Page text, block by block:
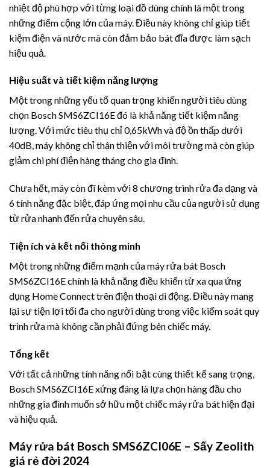
nhiệt độ phù hợp với từng loại đồ dùng chính là một trong
những điểm cộng lớn của máy. Điều này không chỉ giúp tiết
kiệm điện và nước mà còn đảm bảo bát đĩa được làm sạch
hiệu quả.
Hiệu suất và tiết kiệm năng lượng
Một trong những yếu tố quan trọng khiến người tiêu dùng
chọn Bosch SMS6ZCI16E đó là khả năng tiết kiệm năng
lượng. Với mức tiêu thụ chỉ 0,65kWh và độ ồn thấp dưới
40dB, máy không chỉ thân thiện với môi trường mà còn giúp
giảm chi phí điện hàng tháng cho gia đình.
Chưa hết, máy còn đi kèm với 8 chương trình rửa đa dạng và
6 tính năng đặc biệt, đáp ứng mọi nhu cầu của người sử dụng
từ rửa nhanh đến rửa chuyên sâu.
Tiện ích và kết nối thông minh
Một trong những điểm mạnh của máy rửa bát Bosch
SMS6ZCI16E chính là khả năng điều khiển từ xa qua ứng
dụng Home Connect trên điện thoại di động. Điều này mang
lại sự tiện lợi tối đa cho người dùng trong việc kiểm soát quy
trình rửa mà không cần phải đứng bên chiếc máy.
Tổng kết
Với tất cả những tính năng nổi bật cùng thiết kế sang trọng,
Bosch SMS6ZCI16E xứng đáng là lựa chọn hàng đầu cho
những gia đình muốn sở hữu một chiếc máy rửa bát hiện đại
và hiệu quả.
Máy rửa bát Bosch SMS6ZCI06E – Sấy Zeolith
giá rẻ đời 2024